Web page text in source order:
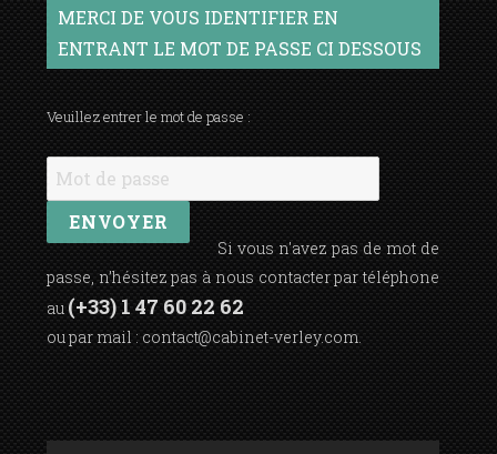
MERCI DE VOUS IDENTIFIER EN
ENTRANT LE MOT DE PASSE CI DESSOUS
Veuillez entrer le mot de passe :
Si vous n'avez pas de mot de
passe, n’hésitez pas à nous contacter par téléphone
au (+33) 1 47 60 22 62
ou par mail : contact@cabinet-verley.com .